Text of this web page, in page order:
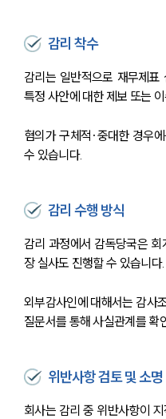
감리 착수
감리는 일반적으로 재무제표
특정 사안에 대한 제보 또는
혐의가 구체적·중대한 경우
수 있습니다.
감리 수행 방식
감리 과정에서 감독당국은
장 실사도 진행할 수 있습니다.
외부감사인에 대해서는 감사
질문서를 통해 사실관계를 확
위반사항 검토 및 소명
회사는 감리 중 위반사항이